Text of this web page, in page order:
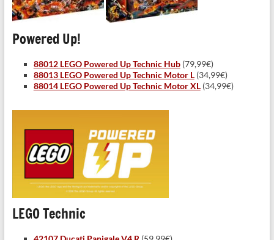
Powered Up!
88012 LEGO Powered Up Technic Hub(79,99€)
88013 LEGO Powered Up Technic Motor L(34,99€)
88014 LEGO Powered Up Technic Motor XL(34,99€)
LEGO Technic